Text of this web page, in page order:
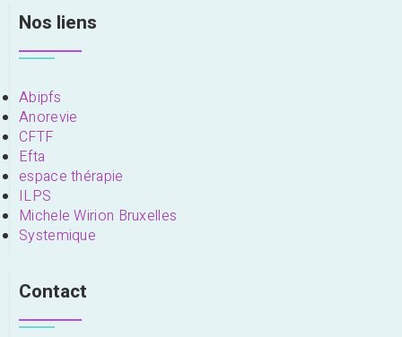
Nos liens
Abipfs
Anorevie
CFTF
Efta
espace thérapie
ILPS
Michele Wirion Bruxelles
Systemique
Contact